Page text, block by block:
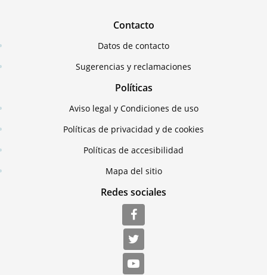
Contacto
Datos de contacto
Sugerencias y reclamaciones
Políticas
Aviso legal y Condiciones de uso
Políticas de privacidad y de cookies
Políticas de accesibilidad
Mapa del sitio
Redes sociales